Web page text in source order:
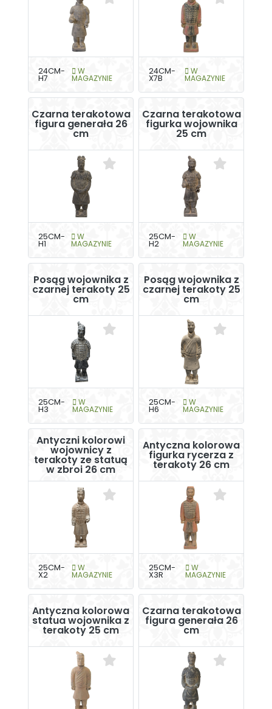
24CM-
H7
W
MAGAZYNIE
24CM-
X7B
W
MAGAZYNIE
Czarna terakotowa
figura generała 26
cm
25CM-
H1
W
MAGAZYNIE
Czarna terakotowa
figurka wojownika
25 cm
25CM-
H2
W
MAGAZYNIE
Posąg wojownika z
czarnej terakoty 25
cm
25CM-
H3
W
MAGAZYNIE
Posąg wojownika z
czarnej terakoty 25
cm
25CM-
H6
W
MAGAZYNIE
Antyczni kolorowi
wojownicy z
terakoty ze statuą
w zbroi 26 cm
25CM-
X2
W
MAGAZYNIE
Antyczna kolorowa
figurka rycerza z
terakoty 26 cm
25CM-
X3R
W
MAGAZYNIE
Antyczna kolorowa
statua wojownika z
terakoty 25 cm
Czarna terakotowa
figura generała 26
cm